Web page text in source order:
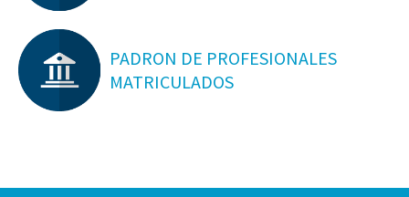
PADRON DE PROFESIONALES
MATRICULADOS